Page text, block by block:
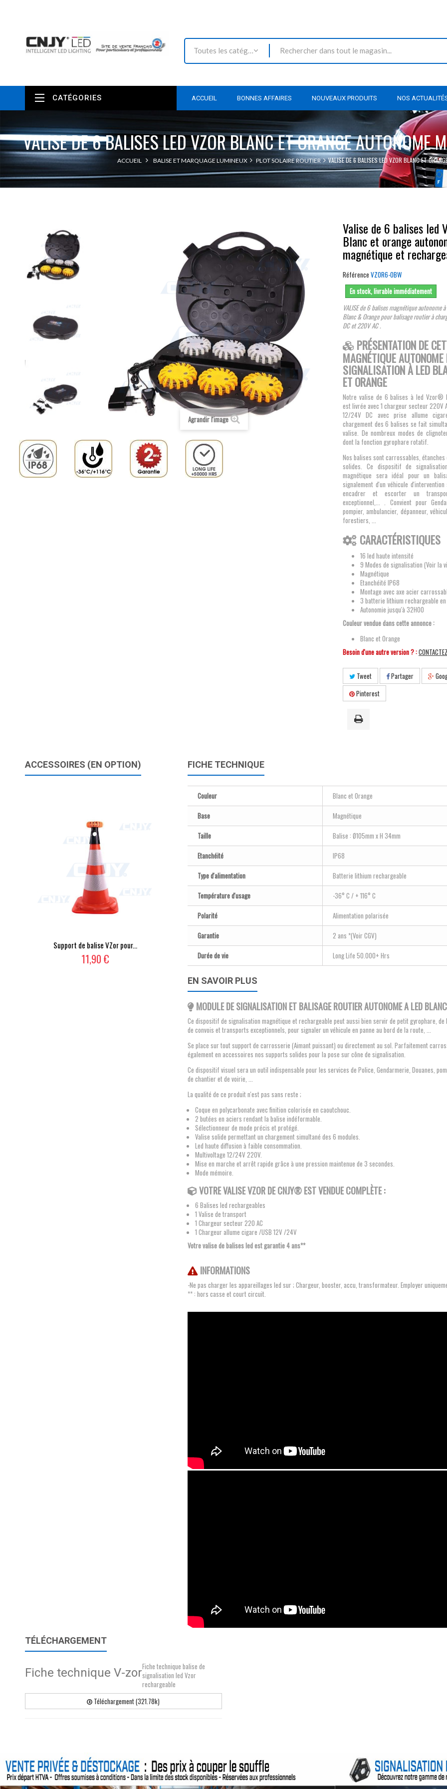
Toutes les catégories
ACCUEIL BONNES AFFAIRES NOUVEAUX PRODUITS NOS
CATÉGORIES
VALISE DE 6 BALISES LED VZOR BLANC ET ORANGE AUTONOME
ACCUEIL BALISE ET MARQUAGE LUMINEUX PLOT SOLAIRE ROUTIER VALISE DE 6 BALISES LED VZOR BLANC ET
Agrandir l'image
Valise de 6 balises led
Blanc et orange
magnétique et
Référence VZOR6-OBW
En stock, livrable immédiatement
VALISE de 6 balises magnétique autonome
Blanc & Orange pour balisage routier à
DC et 220V AC .
PRÉSENTATION DE
MAGNÉTIQUE AUTONOME
SIGNALISATION À LED
ET ORANGE
Notre valise de 6 balises à led Vzor®
est livrée avec 1 chargeur secteur 220V
12/24V DC avec prise allume
chargement des 6 balises se fait
valise. De nombreux modes de
dont la fonction gyrophare rotatif.
Nos balises sont carrossables,
solides. Ce dispositif de
magnétique sera idéal pour un
signalement d'un véhicule
encadrer et escorter un
exceptionnel,... . Convient pour
pompier, ambulancier, dépanneur,
forestiers, ...
CARACTÉRISTIQUES
16 led haute intensité
9 Modes de signalisation (Voir la
Magnétique
Etanchéité IP68
Montage avec axe acier
3 batterie lithium rechargeable
Autonomie jusqu'à 32H00
Couleur vendue dans cette annonce :
Blanc et Orange
Besoin d'une autre version ? :
Tweet Partager
Pinterest
ACCESSOIRES (EN OPTION)
Support de balise VZor pour...
11,90 €
FICHE TECHNIQUE
Couleur
Blanc et Orange
Base
Magnétique
Taille
Balise : Ø105mm x H 34mm
Etanchéité
IP68
Type d'alimentation
Batterie lithium rechargeable
Température d'usage
-36° C / + 116° C
Polarité
Alimentation polarisée
Garantie
2 ans *(Voir CGV)
Durée de vie
Long Life 50.000+ Hrs
EN SAVOIR PLUS
MODULE DE SIGNALISATION ET BALISAGE ROUTIER AUTONOME A LED
Ce dispositif de signalisation magnétique et rechargeable peut aussi bien servir de petit gyrophare,
de convois et transports exceptionnels, pour signaler un véhicule en panne au bord de la route, ...
Se place sur tout support de carrosserie (Aimant puissant) ou directement au sol. Parfaitement
également en accessoires nos supports solides pour la pose sur cône de signalisation.
Ce dispositif visuel sera un outil indispensable pour les services de Police, Gendarmerie, Douanes,
de chantier et de voirie, ...
La qualité de ce produit n'est pas sans reste ;
Coque en polycarbonate avec finition colorisée en caoutchouc.
2 butées en aciers rendant la balise indéformable.
Sélectionneur de mode précis et protégé.
Valise solide permettant un chargement simultané des 6 modules.
Led haute diffusion à faible consommation.
Multivoltage 12/24V 220V.
Mise en marche et arrêt rapide grâce à une pression maintenue de 3 secondes.
Mode mémoire.
VOTRE VALISE VZORDE CNJY®EST VENDUE COMPLÈTE :
6 Balises led rechargeables
1 Valise de transport
1 Chargeur secteur 220 AC
1 Chargeur allume cigare /USB 12V /24V
Votre valise de balises led est garantie 4 ans**
INFORMATIONS
-Ne pas charger les appareillages led sur ; Chargeur, booster, accu, transformateur. Employer
** : hors casse et court circuit.
TÉLÉCHARGEMENT
Fiche technique V-zorFiche technique balise de
signalisation led Vzor
rechargeable
Téléchargement (321.78k)